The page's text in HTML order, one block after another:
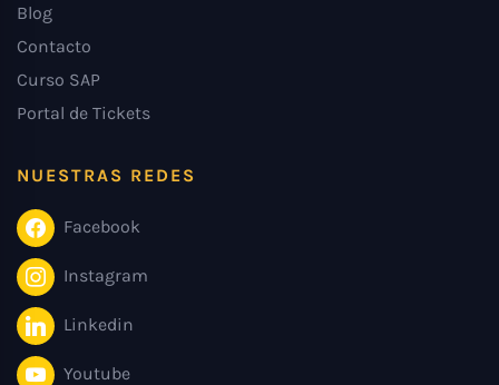
Blog
Contacto
Curso SAP
Portal de Tickets
NUESTRAS REDES
Facebook
Instagram
Linkedin
Youtube